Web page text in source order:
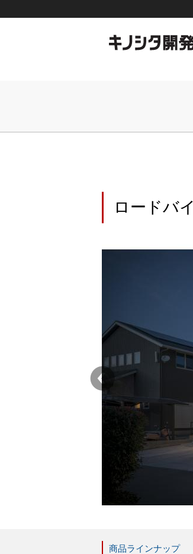
ロードバ
商品ラインナップ